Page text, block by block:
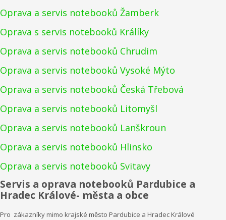
Oprava a servis notebooků Žamberk
Oprava s servis notebooků Králíky
Oprava a servis notebooků Chrudim
Oprava a servis notebooků Vysoké Mýto
Oprava a servis notebooků Česká Třebová
Oprava a servis notebooků Litomyšl
Oprava a servis notebooků Lanškroun
Oprava a servis notebooků Hlinsko
Oprava a servis notebooků Svitavy
Servis a oprava notebooků Pardubice a
Hradec Králové- města a obce
Pro zákazníky mimo krajské město Pardubice a Hradec Králové